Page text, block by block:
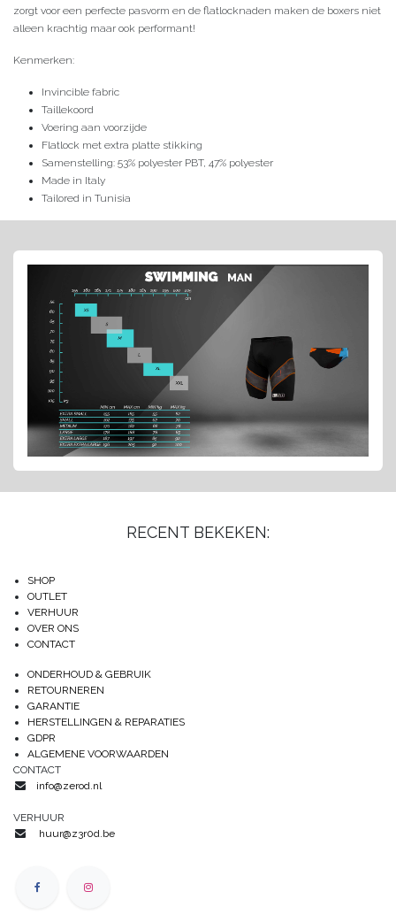
zorgt voor een perfecte pasvorm en de flatlocknaden maken de boxers niet
alleen krachtig maar ook performant!
Kenmerken:
Invincible fabric
Taillekoord
Voering aan voorzijde
Flatlock met extra platte stikking
Samenstelling: 53% polyester PBT, 47% polyester
Made in Italy
Tailored in Tunisia
RECENT BEKEKEN:
SHOP
OUTLET
VERHUUR
OVER ONS
CONTACT
ONDERHOUD & GEBRUIK
RETOURNEREN
GARANTIE
HERSTELLINGEN & REPARATIES
GDPR
ALGEMENE VOORWAARDEN
CONTACT
info@zerod.nl
VERHUUR
huur@z3r0d.be